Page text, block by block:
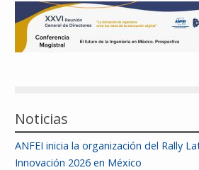
Reuniones y Conferencias
Reconocimientos
Afiliación
Noticias
ANFEI inicia la organización del Rally
Innovación 2026 en México